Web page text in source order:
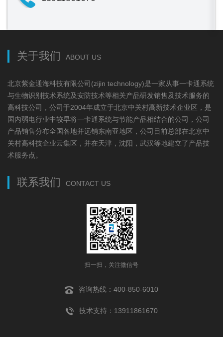
关于我们 ABOUT US
北京紫金通海科技有限公司(zijin technology)是一家从事一卡通系统
与生物识别技术系统及安防技术等相关产品研发销售及技术服务的
高科技公司，公司于2004年成立于北京中关村高新技术企业区，是
国内弱电行业中较早将一卡通系统与节能产品相结合的公司，公司
产品销售分布全国各地并远销东南亚地区，公司目前总部在北京中
关村高科技企业云集区，并在天津，沈阳，武汉等地建立了产品技
术服务点。
联系我们 CONTACT US
扫一扫，关注微信号
咨询热线：400-850-6010
技术支持：13911861670